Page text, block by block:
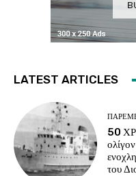
LATEST ARTICLES
50
του